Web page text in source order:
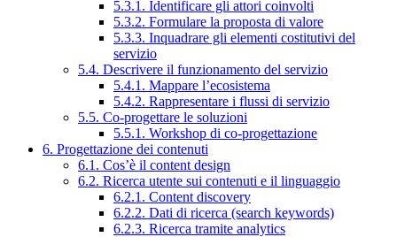
5.3.1. Identificare gli attori coinvolti
5.3.2. Formulare la proposta di valore
5.3.3. Inquadrare gli elementi costitutivi del
servizio
5.4. Descrivere il funzionamento del servizio
5.4.1. Mappare l’ecosistema
5.4.2. Rappresentare i flussi di servizio
5.5. Co-progettare le soluzioni
5.5.1. Workshop di co-progettazione
6. Progettazione dei contenuti
6.1. Cos’è il content design
6.2. Ricerca utente sui contenuti e il linguaggio
6.2.1. Content discovery
6.2.2. Dati di ricerca (search keywords)
6.2.3. Ricerca tramite analytics